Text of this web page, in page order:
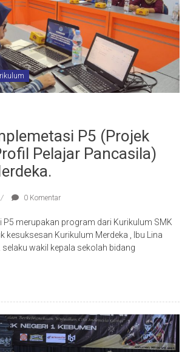
P5 (Projek
Pelajar Pancasila)
0 Komentar
merupakan program dari Kurikulum SMK
kesuksesan Kurikulum Merdeka , Ibu Lina
selaku wakil kepala sekolah bidang